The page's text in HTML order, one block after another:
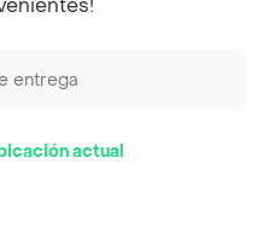
9 --- Calle 63 # 16A-02
actual